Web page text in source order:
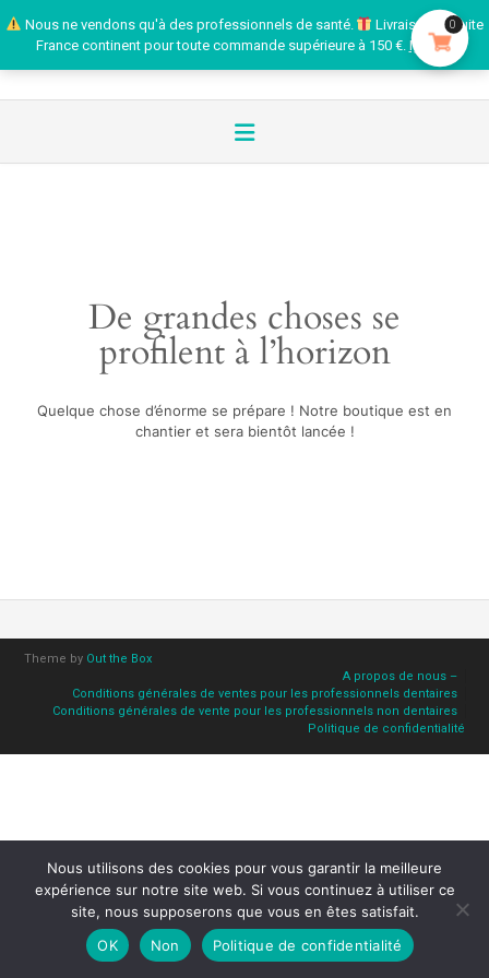
Nous ne vendons qu'à des professionnels de santé.
Livraison gratuite
France continent pour toute commande supérieure à 150 €. Ignorer
De grandes choses se
profilent à l’horizon
Quelque chose d’énorme se prépare ! Notre boutique est en
chantier et sera bientôt lancée !
Theme by Out the Box
A propos de nous –
Conditions générales de ventes pour les professionnels dentaires
Conditions générales de vente pour les professionnels non dentaires
Politique de confidentialité
0
Nous utilisons des cookies pour vous garantir la meilleure
expérience sur notre site web. Si vous continuez à utiliser ce
site, nous supposerons que vous en êtes satisfait.
OK
Non Politique de confidentialité